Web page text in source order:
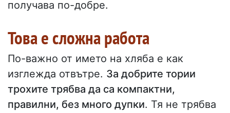
получава по-добре.
Това е сложна работа
По-важно от името на хляба е как
изглежда отвътре. За добрите тории
трохите трябва да са компактни,
правилни, без много дупки. Тя не трябва